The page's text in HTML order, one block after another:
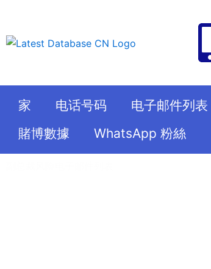
内
家 电话号码 电子邮件列表
賭博數據
WhatsApp 粉絲